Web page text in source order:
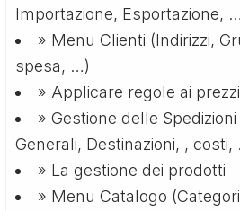
Importazione, Esportazione,
» Menu Clienti (Indirizzi,
spesa, …)
» Applicare regole ai prezzi
» Gestione delle
Generali, Destinazioni, , costi,
» La gestione dei prodotti
» Menu Catalogo